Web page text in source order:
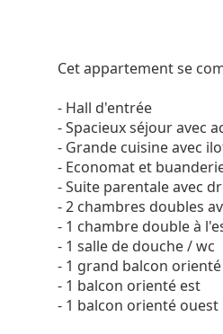
Cet appartement se
- Hall d'entrée
- Spacieux séjour avec
- Grande cuisine avec
- Economat et
- Suite parentale avec
- 2 chambres doubles
- 1 chambre double à
- 1 salle de douche / wc
- 1 grand balcon
- 1 balcon orienté est
- 1 balcon orienté ouest